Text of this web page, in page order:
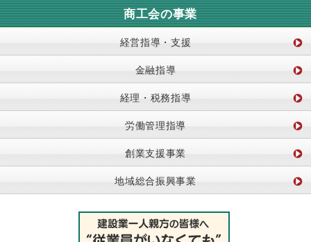
商工会の事業
経営指導・支援
金融指導
経理・税務指導
労働管理指導
創業支援事業
地域総合振興事業